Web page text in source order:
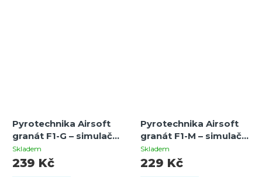
Pyrotechnika Airsoft
granát F1-G – simulační
pyrotechnika
kategorie P1
Skladem
239 Kč
Pyrotechnika Airsoft
granát F1-M – simulační
pyrotechnika s
efektem bílé křídy,
Skladem
229 Kč